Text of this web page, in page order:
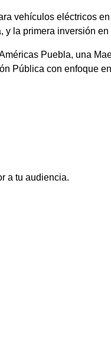
vehículos eléctricos
la primera inversión
Puebla, una
Pública con enfoque
a tu audiencia.